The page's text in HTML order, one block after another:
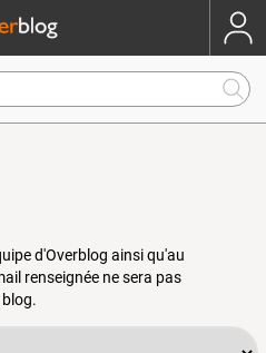
d'Overblog ainsi qu'au
renseignée ne sera pas